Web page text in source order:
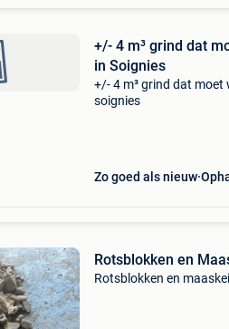
+/- 4 m³ grind dat
in Soignies
+/- 4 m³ grind dat moet
soignies
Zo goed als nieuw
Rotsblokken en
Rotsblokken en